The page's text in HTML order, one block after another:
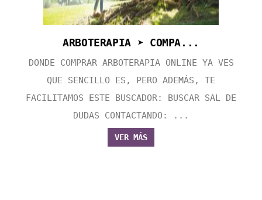
ARBOTERAPIA ➤ COMPA...
DONDE COMPRAR ARBOTERAPIA ONLINE YA VES
QUE SENCILLO ES, PERO ADEMÁS, TE
FACILITAMOS ESTE BUSCADOR: BUSCAR SAL DE
DUDAS CONTACTANDO: ...
VER MÁS